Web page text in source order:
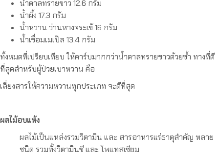
น้ำตาลทรายขาว 12.6 กรัม
น้ำผึ้ง 17.3 กรัม
น้ำหวาน ว่านหางจระเข้ 16 กรัม
น้ำเชื่อมเมเปิล 13.4 กรัม
ทั้งหมดที่เปรียบเทียบ ให้คาร์บมากกว่าน้ำตาลทรายขาวด้วยซ้ำ ทางที่ดี
ที่สุดสำหรับผู้ป่วยเบาหวาน คือ
เลี่ยงสารให้ความหวานทุกประเภท จะดีที่สุด
ผลไม้อบแห้ง
ผลไม้เป็นแหล่งรวมวิตามิน และ สารอาหารแร่ธาตุสำคัญ หลาย
ชนิด รวมทั้งวิตามินซี และ โพแทสเซียม